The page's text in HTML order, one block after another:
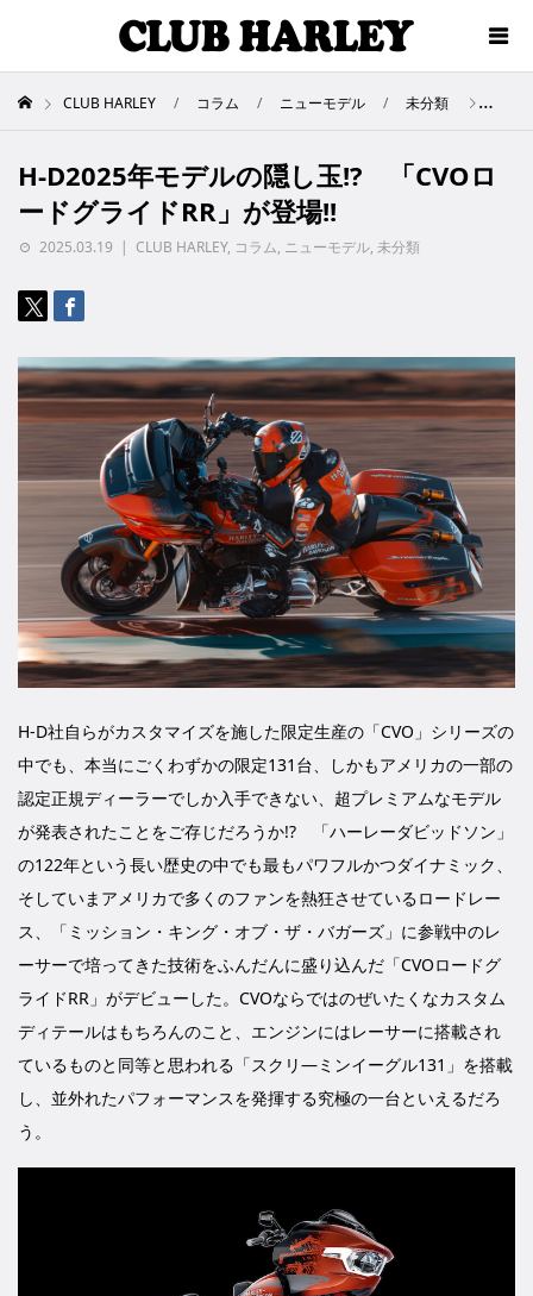
CLUB HARLEY コラム ニューモデル 未分類
H-D2025年モデルの隠し玉!? 「CVOロ
ードグライドRR」が登場!!
2025.03.19 CLUB HARLEY, コラム, ニューモデル, 未分類
H-D社自らがカスタマイズを施した限定生産の「CVO」シリーズの
中でも、本当にごくわずかの限定131台、しかもアメリカの一部の
認定正規ディーラーでしか入手できない、超プレミアムなモデル
が発表されたことをご存じだろうか!? 「ハーレーダビッドソン」
の122年という長い歴史の中でも最もパワフルかつダイナミック、
そしていまアメリカで多くのファンを熱狂させているロードレー
ス、「ミッション・キング・オブ・ザ・バガーズ」に参戦中のレ
ーサーで培ってきた技術をふんだんに盛り込んだ「CVOロードグ
ライドRR」がデビューした。CVOならではのぜいたくなカスタム
ディテールはもちろんのこと、エンジンにはレーサーに搭載され
ているものと同等と思われる「スクリ―ミンイーグル131」を搭載
し、並外れたパフォーマンスを発揮する究極の一台といえるだろ
う。